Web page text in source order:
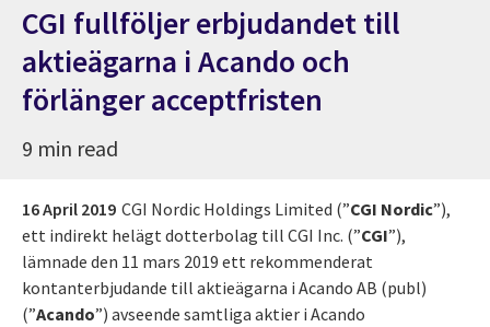
CGI fullföljer erbjudandet till
aktieägarna i Acando och
förlänger acceptfristen
9 min read
16 April 2019 CGI Nordic Holdings Limited (”CGI Nordic”),
ett indirekt helägt dotterbolag till CGI Inc. (”CGI”),
lämnade den 11 mars 2019 ett rekommenderat
kontanterbjudande till aktieägarna i Acando AB (publ)
(”Acando”) avseende samtliga aktier i Acando